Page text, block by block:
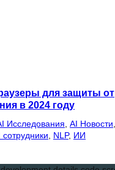
для защиты от
в 2024 году
Исследования AI Новости
сотрудники NLP, ИИ